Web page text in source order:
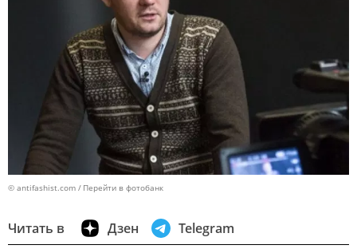
© antifashist.com Перейти в фотобанк
Читать в Дзен Telegram